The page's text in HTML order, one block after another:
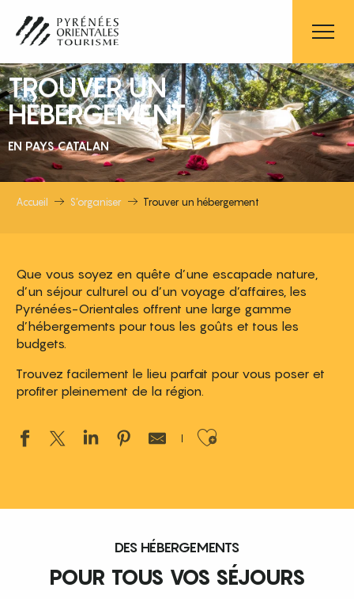
contenu
principal
TROUVER UN
HÉBERGEMENT
EN PAYS CATALAN
Accueil S’organiser Trouver un hébergement
Que vous soyez en quête d’une escapade nature,
d’un séjour culturel ou d’un voyage d’affaires, les
Pyrénées-Orientales offrent une large gamme
d’hébergements pour tous les goûts et tous les
budgets.
Trouvez facilement le lieu parfait pour vous poser et
profiter pleinement de la région.
Ajouter aux
DES HÉBERGEMENTS
POUR TOUS VOS SÉJOURS